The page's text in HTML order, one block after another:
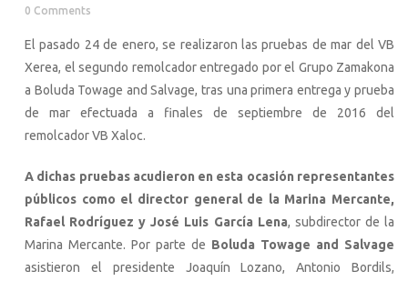
0 Comments
El pasado 24 de enero, se realizaron las pruebas de mar del VB
Xerea, el segundo remolcador entregado por el Grupo Zamakona
a Boluda Towage and Salvage, tras una primera entrega y prueba
de mar efectuada a finales de septiembre de 2016 del
remolcador VB Xaloc.
A dichas pruebas acudieron en esta ocasión representantes
públicos como el director general de la Marina Mercante,
Rafael Rodríguez y José Luis García Lena, subdirector de la
Marina Mercante. Por parte de Boluda Towage and Salvage
asistieron el presidente Joaquín Lozano, Antonio Bordils,